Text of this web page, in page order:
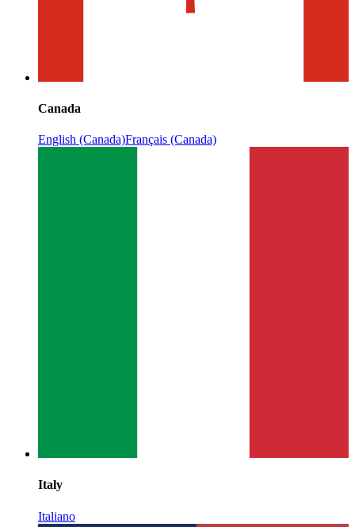
Canada
English (Canada)Français (Canada)
Italy
Italiano